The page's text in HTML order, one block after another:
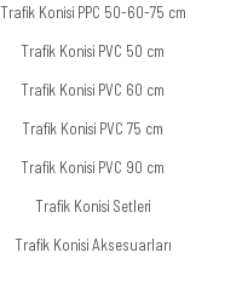
Trafik Konisi PPC 50-60-75 cm
Trafik Konisi PVC 50 cm
Trafik Konisi PVC 60 cm
Trafik Konisi PVC 75 cm
Trafik Konisi PVC 90 cm
Trafik Konisi Setleri
Trafik Konisi Aksesuarları